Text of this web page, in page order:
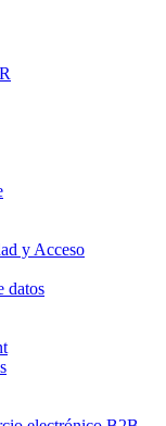
y Acceso
datos